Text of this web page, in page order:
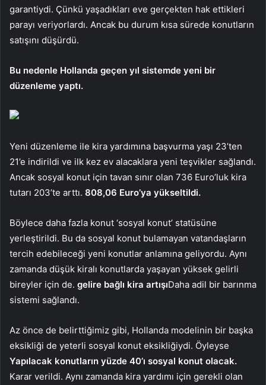
garantiydi. Çünkü yaşadıkları eve gerçekten hak ettikleri
parayı veriyorlardı. Ancak bu durum kısa sürede konutların
satışını düşürdü.
Bu nedenle Hollanda geçen yıl sistemde yeni bir
düzenleme yaptı.
Yeni düzenleme ile kira yardımına başvurma yaşı 23’ten
21’e indirildi ve ilk kez ev alacaklara yeni teşvikler sağlandı.
Ancak sosyal konut için tavan sınır olan 736 Euro’luk kira
tutarı 203’te arttı. 808,06 Euro’ya yükseltildi.
Böylece daha fazla konut ‘sosyal konut’ statüsüne
yerleştirildi. Bu da sosyal konut bulamayan vatandaşların
tercih edebileceği yeni konutlar anlamına geliyordu. Aynı
zamanda düşük kiralı konutlarda yaşayan yüksek gelirli
bireyler için de. gelire bağlı kira artışıDaha adil bir barınma
sistemi sağlandı.
Az önce de belirttiğimiz gibi, Hollanda modelinin bir başka
eksikliği de yeterli sosyal konut eksikliğiydi. Öyleyse
Yapılacak konutların yüzde 40’ı sosyal konut olacak.
Karar verildi. Aynı zamanda kira yardımı için gerekli olan